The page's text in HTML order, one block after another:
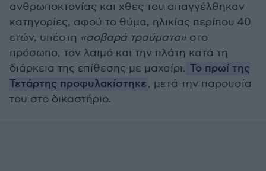
ανθρωποκτονίας και χθες του απαγγέλθηκαν
κατηγορίες, αφού το θύμα, ηλικίας περίπου 40
ετών, υπέστη «σοβαρά τραύματα» στο
πρόσωπο, τον λαιμό και την πλάτη κατά τη
διάρκεια της επίθεσης με μαχαίρι. Το πρωί της
Τετάρτης προφυλακίστηκε, μετά την παρουσία
του στο δικαστήριο.